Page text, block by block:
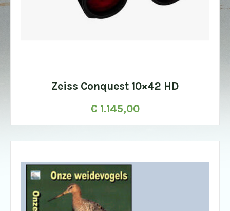
Zeiss Conquest 10×42 HD
€ 1.145,00